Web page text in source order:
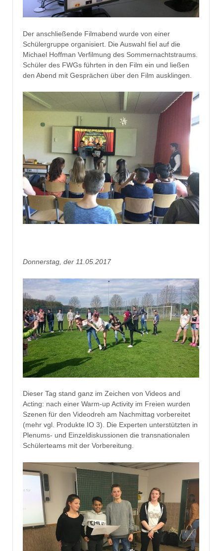
Der anschließende Filmabend wurde von einer
Schülergruppe organisiert. Die Auswahl fiel auf die
Michael Hoffman Verfilmung des Sommernachtstraums.
Schüler des FWGs führten in den Film ein und ließen
den Abend mit Gesprächen über den Film ausklingen.
Donnerstag, der 11.05.2017
Dieser Tag stand ganz im Zeichen von Videos and
Acting: nach einer Warm-up Activity im Freien wurden
Szenen für den Videodreh am Nachmittag vorbereitet
(mehr vgl. Produkte IO 3). Die Experten unterstützten in
Plenums- und Einzeldiskussionen die transnationalen
Schülerteams mit der Vorbereitung.